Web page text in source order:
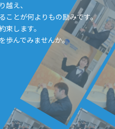
越え、
ことが何よりもの励みです。
束します。
歩んでみませんか。